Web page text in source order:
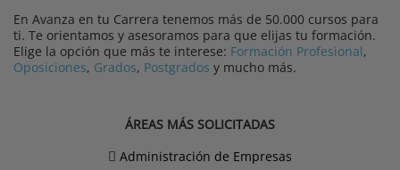
En Avanza en tu Carrera tenemos más de 50.000 cursos para
ti. Te orientamos y asesoramos para que elijas tu formación.
Elige la opción que más te interese: Formación Profesional,
Oposiciones, Grados, Postgrados y mucho más.
ÁREAS MÁS SOLICITADAS
Administración de Empresas